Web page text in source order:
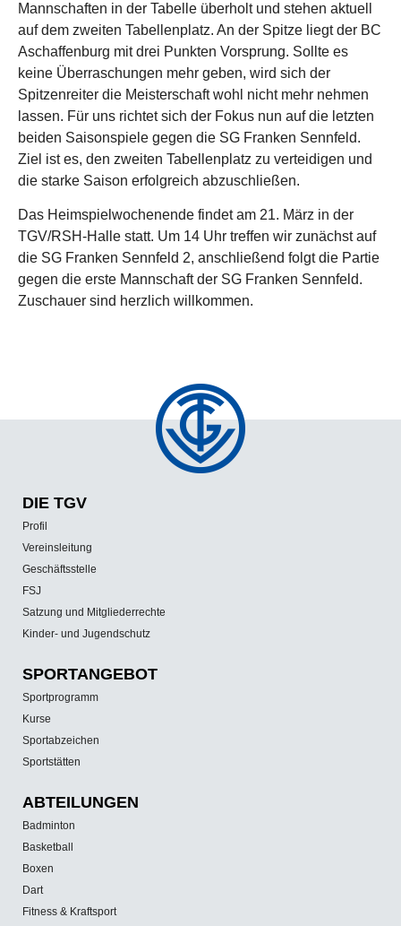
Mannschaften in der Tabelle überholt und stehen aktuell
auf dem zweiten Tabellenplatz. An der Spitze liegt der BC
Aschaffenburg mit drei Punkten Vorsprung. Sollte es
keine Überraschungen mehr geben, wird sich der
Spitzenreiter die Meisterschaft wohl nicht mehr nehmen
lassen. Für uns richtet sich der Fokus nun auf die letzten
beiden Saisonspiele gegen die SG Franken Sennfeld.
Ziel ist es, den zweiten Tabellenplatz zu verteidigen und
die starke Saison erfolgreich abzuschließen.
Das Heimspielwochenende findet am 21. März in der
TGV/RSH-Halle statt. Um 14 Uhr treffen wir zunächst auf
die SG Franken Sennfeld 2, anschließend folgt die Partie
gegen die erste Mannschaft der SG Franken Sennfeld.
Zuschauer sind herzlich willkommen.
DIE TGV
Profil
Vereinsleitung
Geschäftsstelle
FSJ
Satzung und Mitgliederrechte
Kinder- und Jugendschutz
SPORT­ANGEBOT
Sportprogramm
Kurse
Sportabzeichen
Sportstätten
ABTEILUNGEN
Badminton
Basketball
Boxen
Dart
Fitness & Kraftsport